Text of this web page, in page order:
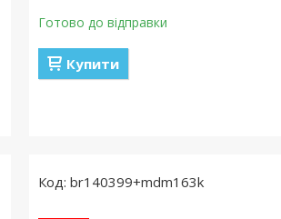
Готово до відправки
Купити
br140399+mdm163k